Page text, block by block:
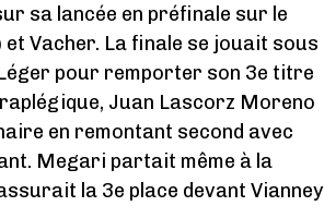
sa lancée en préfinale sur le
Vacher. La finale se jouait sous
pour remporter son 3e titre
Juan Lascorz Moreno
en remontant second avec
Megari partait même à la
la 3e place devant Vianney